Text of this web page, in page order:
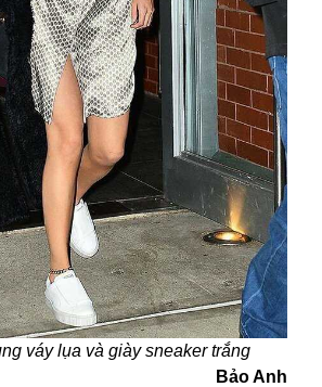
váy lụa và giày sneaker trắng
Bảo Anh